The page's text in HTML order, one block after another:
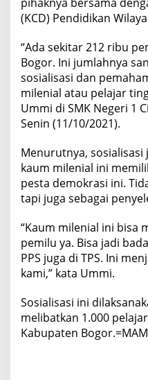
(KCD) Pendidikan
“Ada sekitar 212 ribu
Bogor. Ini jumlahnya
sosialisasi dan
milenial atau pelajar
Ummi di SMK Negeri 1
Senin (11/10/2021).
Menurutnya, sosialisasi
kaum milenial ini
pesta demokrasi ini.
tapi juga sebagai
“Kaum milenial ini bisa
pemilu ya. Bisa jadi
PPS juga di TPS. Ini
kami,” kata Ummi.
Sosialisasi ini
melibatkan 1.000
Kabupaten Bogor.=MAM